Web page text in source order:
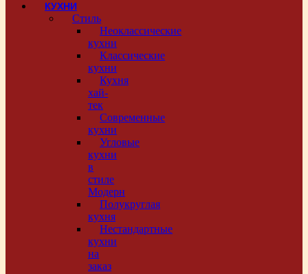
КУХНИ
Стиль
Неоклассические
кухни
Классические
кухни
Кухня
хай-
тек
Современные
кухни
Угловые
кухни
в
стиле
Модерн
Полукруглая
кухня
Нестандартные
кухни
на
заказ